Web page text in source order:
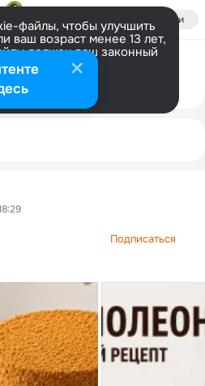
Войти
файлы, чтобы улучшить
ваш возраст менее 13 лет,
должен ваш законный
информации
Настроить
226
Подписаться